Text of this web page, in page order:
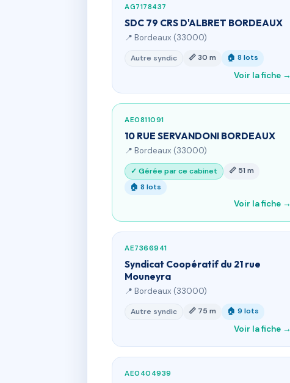
AG7178437
SDC 79 CRS D'ALBRET BORDEAUX
📍 Bordeaux (33000)
Autre syndic 📏 30 m 🏠 8 lots
Voir la fiche →
AE0811091
10 RUE SERVANDONI BORDEAUX
📍 Bordeaux (33000)
✓ Gérée par ce cabinet
📏 51 m
🏠 8 lots
Voir la fiche →
AE7366941
Syndicat Coopératif du 21 rue
Mouneyra
📍 Bordeaux (33000)
Autre syndic 📏 75 m 🏠 9 lots
Voir la fiche →
AE0404939